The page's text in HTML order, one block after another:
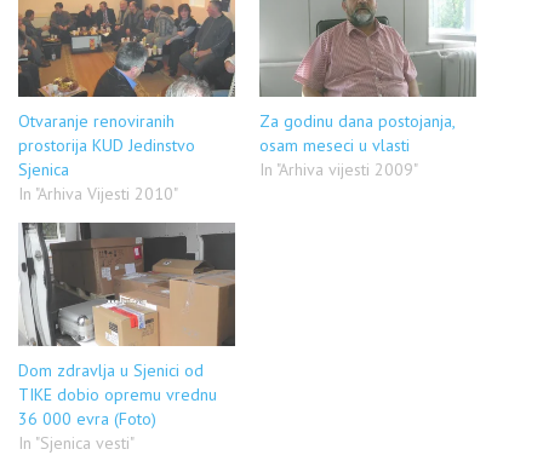
Otvaranje renoviranih
prostorija KUD Jedinstvo
Sjenica
In "Arhiva Vijesti 2010"
Za godinu dana postojanja,
osam meseci u vlasti
In "Arhiva vijesti 2009"
Dom zdravlja u Sjenici od
TIKE dobio opremu vrednu
36 000 evra (Foto)
In "Sjenica vesti"